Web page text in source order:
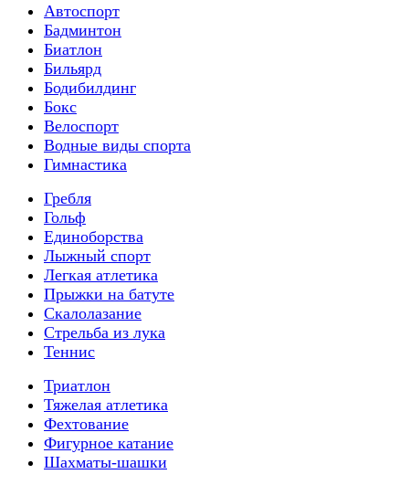
Автоспорт
Бадминтон
Биатлон
Бильярд
Бодибилдинг
Бокс
Велоспорт
Водные виды спорта
Гимнастика
Гребля
Гольф
Единоборства
Лыжный спорт
Легкая атлетика
Прыжки на батуте
Скалолазание
Стрельба из лука
Теннис
Триатлон
Тяжелая атлетика
Фехтование
Фигурное катание
Шахматы-шашки